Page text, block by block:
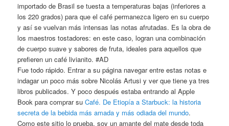
importado de Brasil se tuesta a temperaturas bajas (inferiores a
los 220 grados) para que el café permanezca ligero en su cuerpo
y así se vuelvan más intensas las notas afrutadas. Es la obra de
los maestros tostadores: en este caso, logran una combinación
de cuerpo suave y sabores de fruta, ideales para aquellos que
prefieren un café livianito. #AD
Fue todo rápido. Entrar a su página navegar entre estas notas e
indagar un poco más sobre Nicolás Artusi y ver que tiene ya tres
libros publicados. Y poco después estaba entrando al Apple
Book para comprar suCafé. De Etiopía a Starbuck: la historia
secreta de la bebida más amada y más odiada del mundo.
Como este sitio lo prueba, soy un amante del mate desde toda